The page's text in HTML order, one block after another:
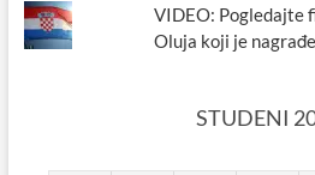
VIDEO: Pogledajte
Oluja koji je
STUDENI